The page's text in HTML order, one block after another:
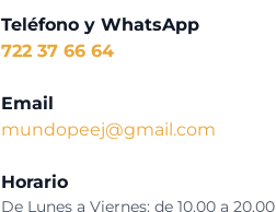
Teléfono y WhatsApp
722 37 66 64
Email
mundopeej@gmail.com
Horario
De Lunes a Viernes: de 10.00 a 20.00